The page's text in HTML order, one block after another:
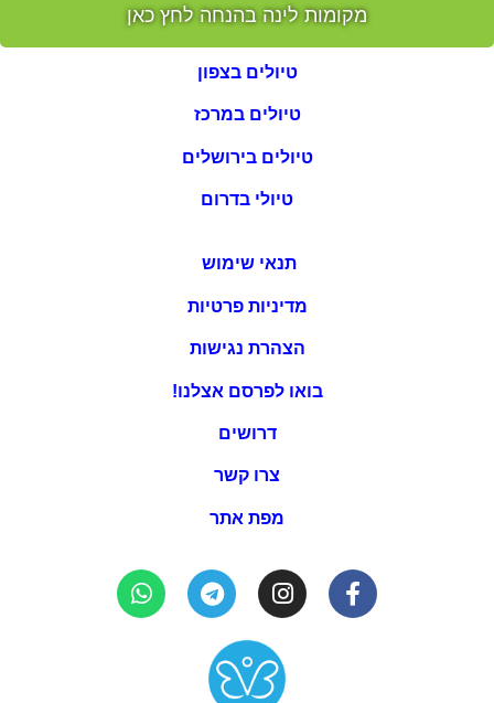
מקומות לינה בהנחה לחץ כאן
טיולים בצפון
טיולים במרכז
טיולים בירושלים
טיולי בדרום
תנאי שימוש
מדיניות פרטיות
הצהרת נגישות
בואו לפרסם אצלנו!
דרושים
צרו קשר
מפת אתר